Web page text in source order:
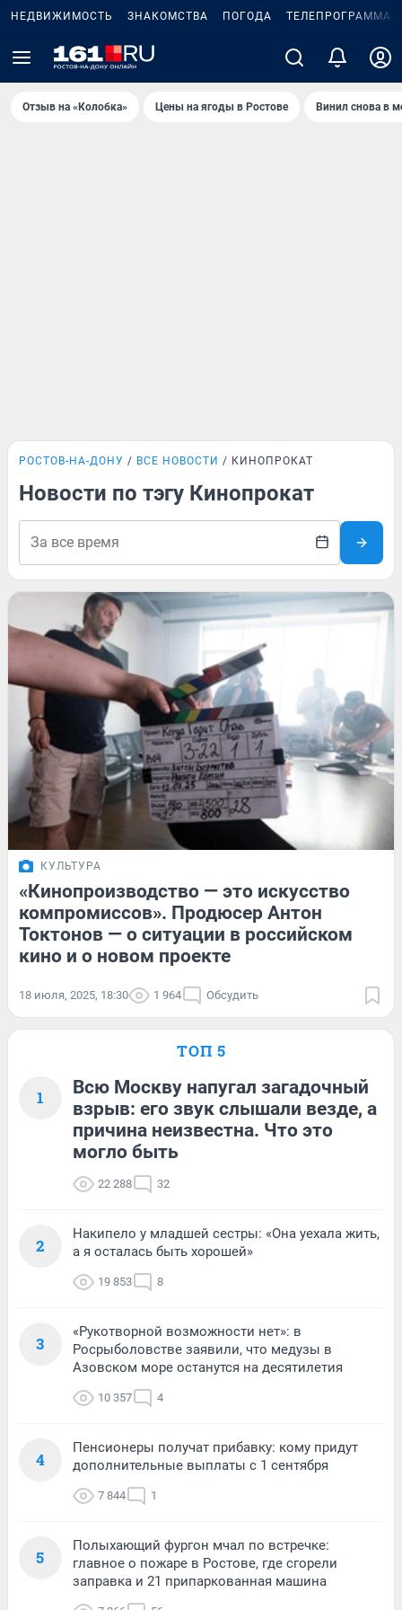
НЕДВИЖИМОСТЬ ЗНАКОМСТВА ПОГОДА ТЕЛЕПРОГРАММА
Отзыв на «Колобка» Цены на ягоды в Ростове Винил снова в
РОСТОВ-НА-ДОНУ ВСЕ НОВОСТИ КИНОПРОКАТ
Новости по тэгу Кинопрокат
КУЛЬТУРА
«Кинопроизводство — это искусство
компромиссов». Продюсер Антон
Токтонов — о ситуации в российском
кино и о новом проекте
18 июля, 2025, 18:30 1 964 Обсудить
ТОП 5
1
Всю Москву напугал загадочный
взрыв: его звук слышали везде, а
причина неизвестна. Что это
могло быть
22 288 32
2
Накипело у младшей сестры: «Она уехала жить,
а я осталась быть хорошей»
19 853 8
3
«Рукотворной возможности нет»: в
Росрыболовстве заявили, что медузы в
Азовском море останутся на десятилетия
10 357 4
4
Пенсионеры получат прибавку: кому придут
дополнительные выплаты с 1 сентября
7 844 1
5
Полыхающий фургон мчал по встречке:
главное о пожаре в Ростове, где сгорели
заправка и 21 припаркованная машина